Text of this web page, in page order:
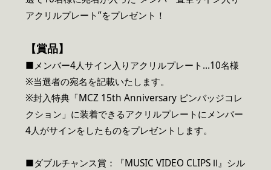
アクリルプレート”をプレゼント！
【賞品】
■メンバー4人サイン入りアクリルプレート…10名様
※当選者の宛名を記載いたします。
※封入特典「MCZ 15th Anniversary ピンバッジコレ
クション」に装着できるアクリルプレートにメンバー
4人がサインをしたものをプレゼントします。
■ダブルチャンス賞：『MUSIC VIDEO CLIPS Ⅱ』シル